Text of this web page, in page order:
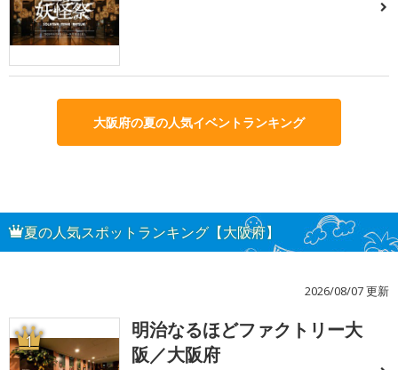
大阪府の夏の人気イベントランキング
夏の人気スポットランキング【大阪府】
2026/08/07 更新
1
明治なるほどファクトリー大
阪／大阪府